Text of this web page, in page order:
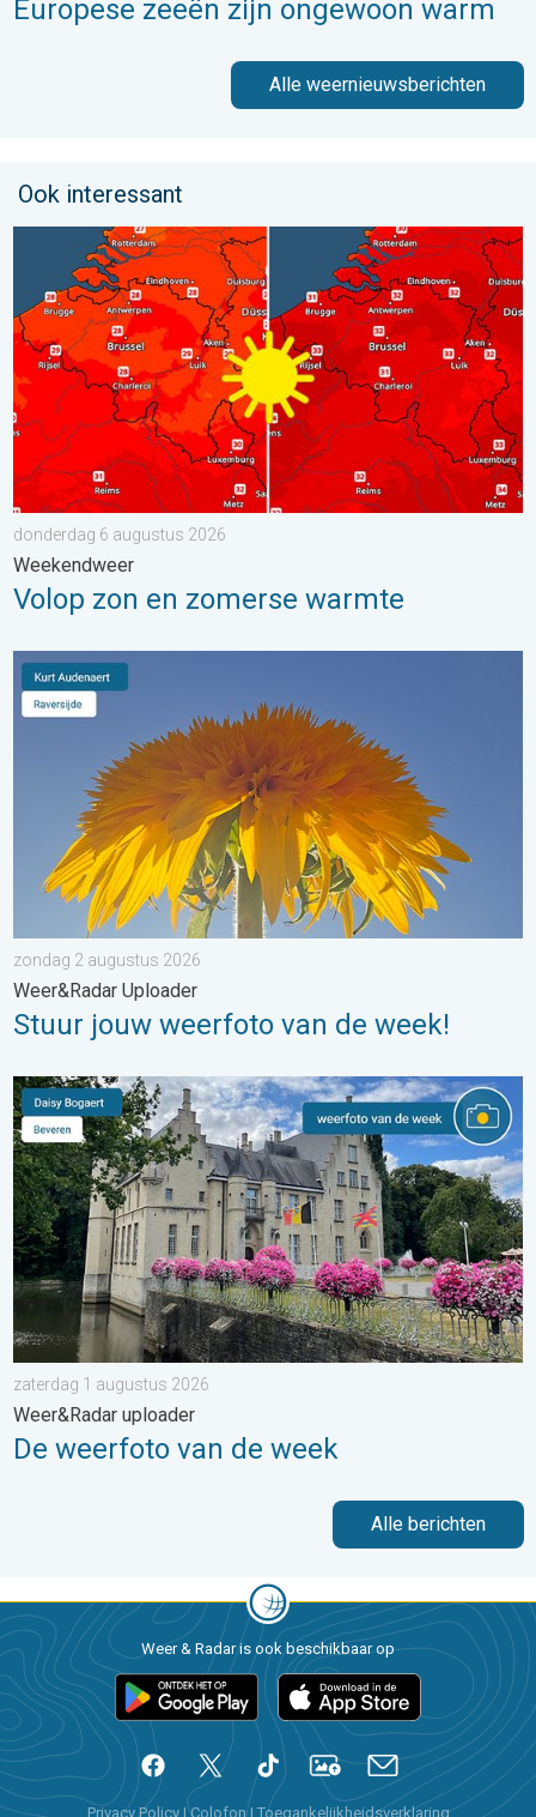
Europese zeeën zijn ongewoon warm
Alle weernieuwsberichten
Ook interessant
Volop zon en zomerse warmte. Weekendweer. . . donderdag
donderdag 6 augustus 2026
Weekendweer
Volop zon en zomerse warmte
Stuur jouw weerfoto van de week!. Weer&Radar Uploader. . .
zondag 2 augustus 2026
Weer&Radar Uploader
Stuur jouw weerfoto van de week!
De weerfoto van de week. Weer&Radar uploader. . . zaterdag
zaterdag 1 augustus 2026
Weer&Radar uploader
De weerfoto van de week
Alle berichten
Weer & Radar is ook beschikbaar op
Privacy Policy |Colofon | Toegankelijkheidsverklaring